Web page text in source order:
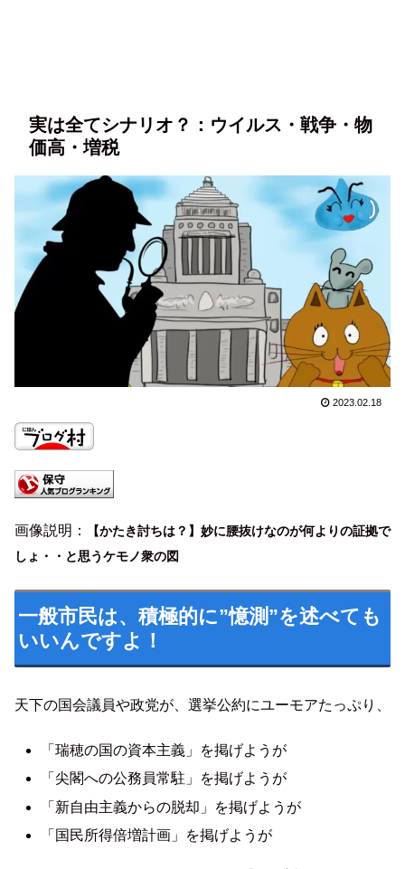
実は全てシナリオ？：ウイルス・戦争・物
価高・増税
2023.02.18
画像説明：
【かたき討ちは？】妙に腰抜けなのが何よりの証拠で
しょ・・と思うケモノ衆の図
一般市民は、積極的に”憶測”を述べても
いいんですよ！
天下の国会議員や政党が、選挙公約にユーモアたっぷり、
「瑞穂の国の資本主義」を掲げようが
「尖閣への公務員常駐」を掲げようが
「新自由主義からの脱却」を掲げようが
「国民所得倍増計画」を掲げようが